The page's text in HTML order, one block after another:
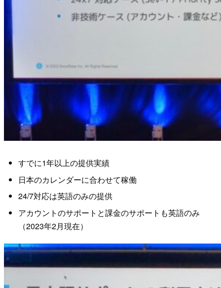
すでに1年以上の提供実績
日本のカレンダーに合わせて稼働
24/7対応は英語のみの提供
アカウントのサポートと課金のサポートも英語のみ
（2023年2月現在）